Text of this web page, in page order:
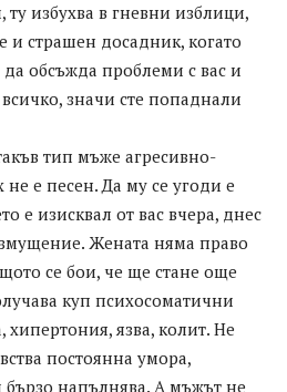
избухва в гневни изблици,
и страшен досадник, когато
да обсъжда проблеми с вас и
значи сте попаднали
тип мъже агресивно-
е песен. Да му се угоди е
е изисквал от вас вчера, днес
Жената няма право
се бои, че ще стане още
куп психосоматични
хипертония, язва, колит. Не
постоянна умора,
бързо напълнява. А мъжът не